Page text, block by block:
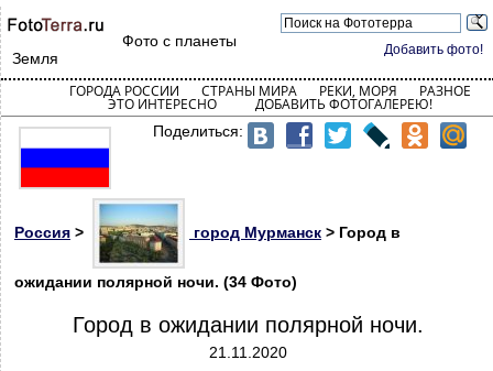
Добавить фото!
Фото с планеты
Земля
ГОРОДА РОССИИ СТРАНЫ МИРА РЕКИ, МОРЯ РАЗНОЕ
ЭТО ИНТЕРЕСНО ДОБАВИТЬ ФОТОГАЛЕРЕЮ!
Поделиться:
Россия > город Мурманск > Город в
ожидании полярной ночи. (34 Фото)
Город в ожидании полярной ночи.
21.11.2020